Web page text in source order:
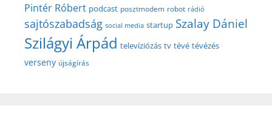
Pintér Róbert podcast posztmodem robot rádió
sajtószabadság social media startup Szalay Dániel
Szilágyi Árpád televíziózás tv tévé tévézés
verseny újságírás